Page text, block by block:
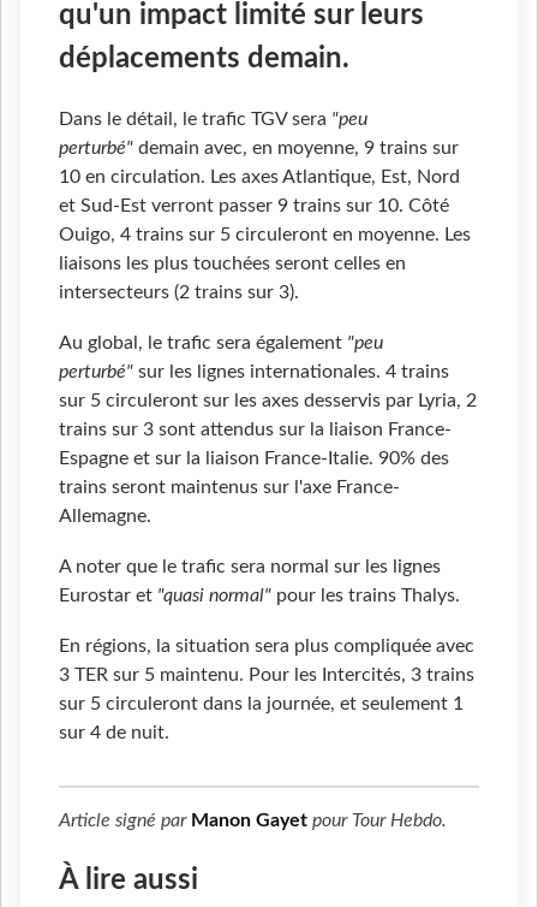
qu'un impact limité sur leurs
déplacements demain.
Dans le détail, le trafic TGV sera "peu
perturbé" demain avec, en moyenne, 9 trains sur
10 en circulation. Les axes Atlantique, Est, Nord
et Sud-Est verront passer 9 trains sur 10. Côté
Ouigo, 4 trains sur 5 circuleront en moyenne. Les
liaisons les plus touchées seront celles en
intersecteurs (2 trains sur 3).
Au global, le trafic sera également "peu
perturbé" sur les lignes internationales. 4 trains
sur 5 circuleront sur les axes desservis par Lyria, 2
trains sur 3 sont attendus sur la liaison France-
Espagne et sur la liaison France-Italie. 90% des
trains seront maintenus sur l'axe France-
Allemagne.
A noter que le trafic sera normal sur les lignes
Eurostar et "quasi normal" pour les trains Thalys.
En régions, la situation sera plus compliquée avec
3 TER sur 5 maintenu. Pour les Intercités, 3 trains
sur 5 circuleront dans la journée, et seulement 1
sur 4 de nuit.
Article signé par Manon Gayet pour Tour Hebdo.
À lire aussi